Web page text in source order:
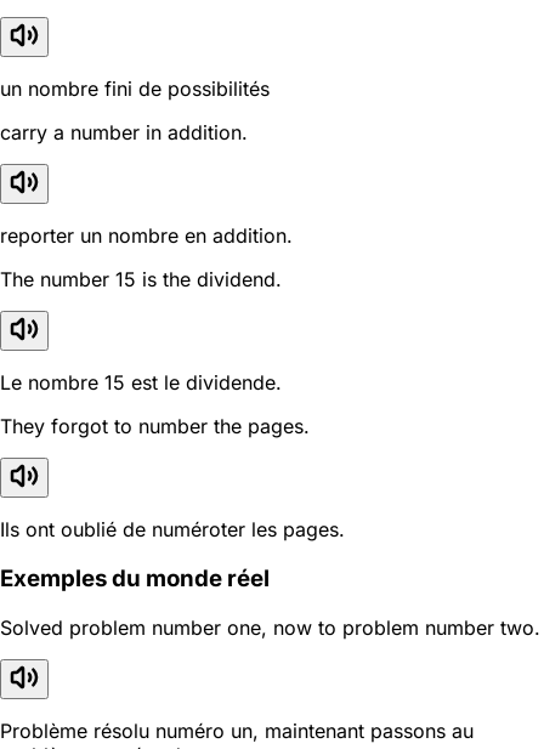
un nombre fini de possibilités
carry a number in addition.
reporter un nombre en addition.
The number 15 is the dividend.
Le nombre 15 est le dividende.
They forgot to number the pages.
Ils ont oublié de numéroter les pages.
Exemples du monde réel
Solved problem number one, now to problem number two.
Problème résolu numéro un, maintenant passons au